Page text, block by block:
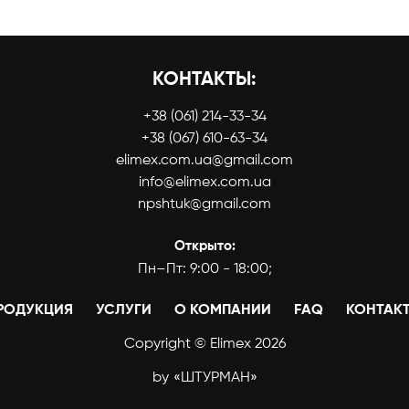
КОНТАКТЫ:
+38 (061) 214-33-34
+38 (067) 610-63-34
elimex.com.ua@gmail.com
info@elimex.com.ua
npshtuk@gmail.com
Открыто:
Пн–Пт: 9:00 - 18:00;
УСЛУГИ О КОМПАНИИ FAQ
Copyright © Elimex 2026
by «ШТУРМАН»